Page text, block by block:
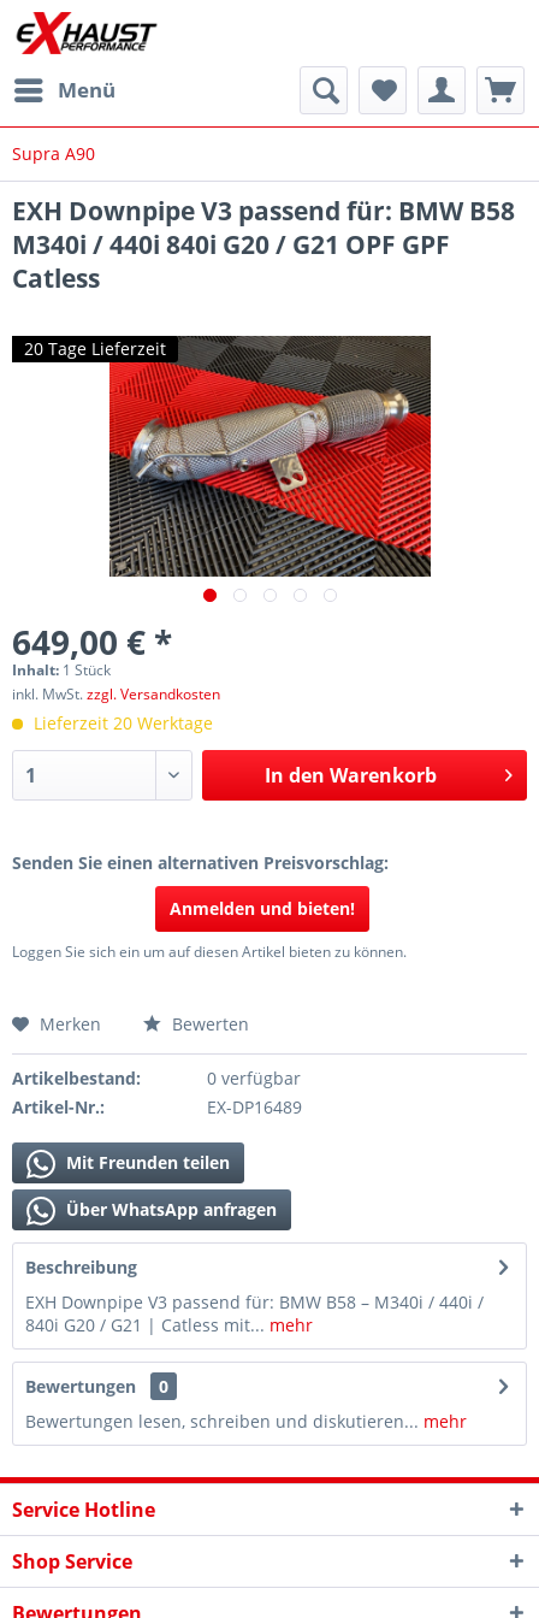
Menü
Supra A90
EXH Downpipe V3 passend für: BMW B58
M340i / 440i 840i G20 / G21 OPF GPF
Catless
20 Tage Lieferzeit
649,00 € *
Inhalt: 1 Stück
inkl. MwSt.zzgl. Versandkosten
Lieferzeit 20 Werktage
In den Warenkorb
Senden Sie einen alternativen Preisvorschlag:
Anmelden und bieten!
Loggen Sie sich ein um auf diesen Artikel bieten zu können.
Merken Bewerten
Artikelbestand:
0 verfügbar
Artikel-Nr.:
EX-DP16489
Mit Freunden teilen
Über WhatsApp anfragen
Beschreibung
EXH Downpipe V3 passend für: BMW B58 – M340i / 440i /
840i G20 / G21 | Catless mit... mehr
Bewertungen
0
Bewertungen lesen, schreiben und diskutieren... mehr
Service Hotline
Shop Service